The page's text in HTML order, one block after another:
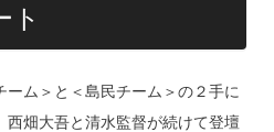
ト
ム＞と＜島民チーム＞の２手に
畑大吾と清水監督が続けて登壇